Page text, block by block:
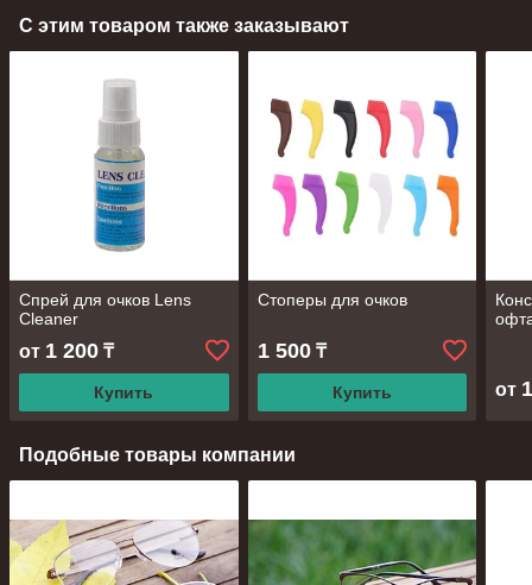
С этим товаром также заказывают
Спрей для очков Lens
Cleaner
от 1 200 ₸
Купить
Стоперы для очков
1 500₸
Купить от
Подобные товары компании